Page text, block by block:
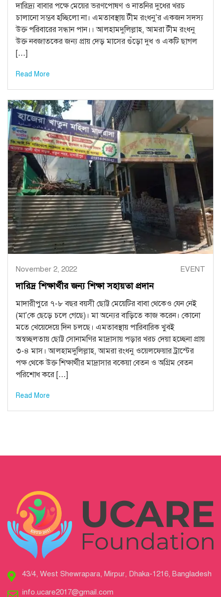
দারিদ্র্য বাবার পক্ষে মেয়ের ভরণপোষণ ও নাতনির দুধের খরচ
চালানো সম্ভব হচ্ছিলো না। এমতাবস্থায় টীম রংধনু’র একজন সদস্য
উক্ত পরিবারের সন্ধান পান।। আলহামদুলিল্লাহ, আমরা টীম রংধনু
উক্ত নবজাতকের জন্য প্রায় দেড় মাসের গুঁড়ো দুধ ও একটি ছাগল
[…]
Read More
November 2, 2022 EVENT
দারিদ্র শিক্ষার্থীর জন্য শিক্ষা সহায়তা প্রদান
মাদারীপুরে ৭-৮ বছর বয়সী ছোট্ট মেয়েটির বাবা থেকেও যেন নেই
(মা’কে ছেড়ে চলে গেছে)। মা অন্যের বাড়িতে কাজ করেন। কোনো
মতে খেয়েদেয়ে দিন চলছে। এমতাবস্থায় পারিবারিক খুবই
অস্বচ্ছলতায় ছোট্ট সোনামণির মাদ্রাসায় পড়ার খরচ দেয়া হচ্ছেনা প্রায়
৩-৪ মাস। আলহামদুলিল্লাহ, আমরা রংধনু ওয়েলফেয়ার ট্রাস্টের
পক্ষ থেকে উক্ত শিক্ষার্থীর মাদ্রাসার বকেয়া বেতন ও অগ্রিম বেতন
পরিশোধ করে […]
Read More
43/4, West Shewrapara, Mirpur, Dhaka-1216, Bangladesh
info.ucare2017@gmail.com